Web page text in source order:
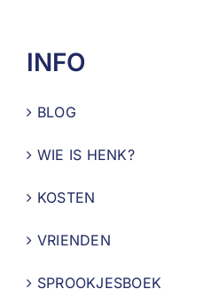
INFO
BLOG
WIE IS HENK?
KOSTEN
VRIENDEN
SPROOKJESBOEK